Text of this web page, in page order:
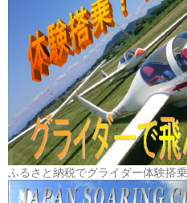
ふるさと納税でグライダー体験搭